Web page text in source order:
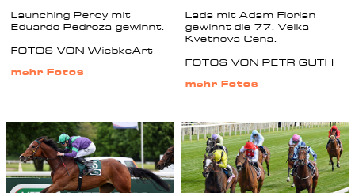
Launching Percy mit
Eduardo Pedroza gewinnt.
FOTOS VON WiebkeArt
mehr Fotos
Lada mit Adam Florian
gewinnt die 77. Velka
Kvetnova Cena.
FOTOS VON PETR GUTH
mehr Fotos